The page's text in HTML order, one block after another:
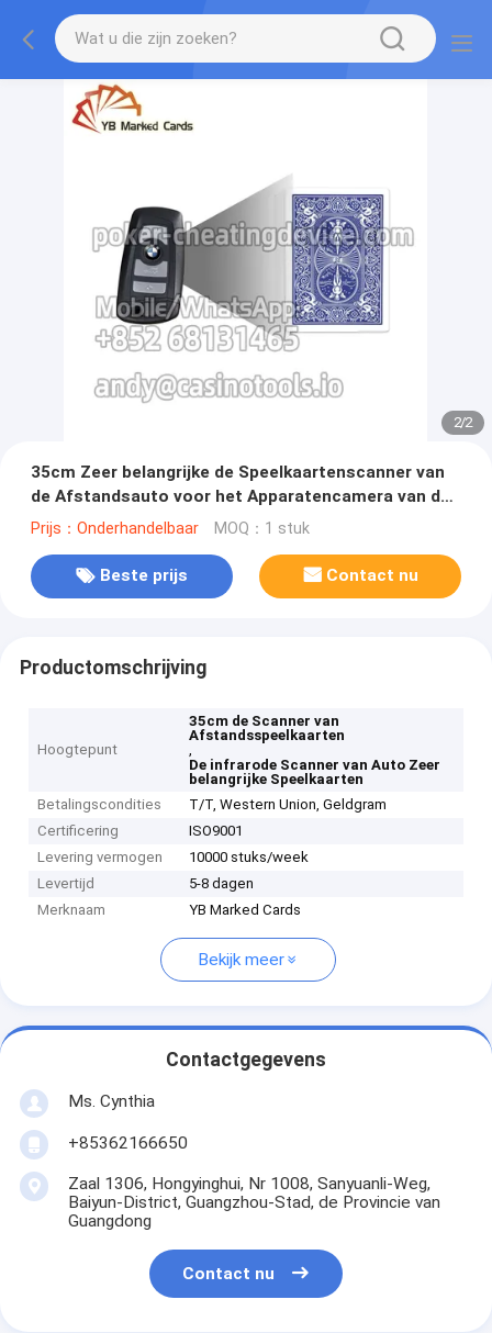
2/2
35cm Zeer belangrijke de Speelkaartenscanner van
de Afstandsauto voor het Apparatencamera van de
Pookanalysator
Prijs：Onderhandelbaar MOQ：1 stuk
Beste prijs Contact nu
Productomschrijving
Hoogtepunt
35cm de Scanner van
Afstandsspeelkaarten
,
De infrarode Scanner van Auto Zeer
belangrijke Speelkaarten
Betalingscondities
T/T, Western Union, Geldgram
Certificering
ISO9001
Levering vermogen
10000 stuks/week
Levertijd
5-8 dagen
Merknaam
YB Marked Cards
Bekijk meer
Contactgegevens
Ms. Cynthia
‪+85362166650‬
Zaal 1306, Hongyinghui, Nr 1008, Sanyuanli-Weg,
Baiyun-District, Guangzhou-Stad, de Provincie van
Guangdong
Contact nu